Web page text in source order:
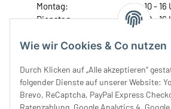
Wie wir Cookies & Co nutzen
Durch Klicken auf „Alle akzeptieren“
folgender Dienste auf unserer Website:
Brevo, ReCaptcha, PayPal Express
Montag:
10 - 16
Dienstag:
10 -
Donnerstag:
10 - 18
Samstag:
10 - 14
Unser Service